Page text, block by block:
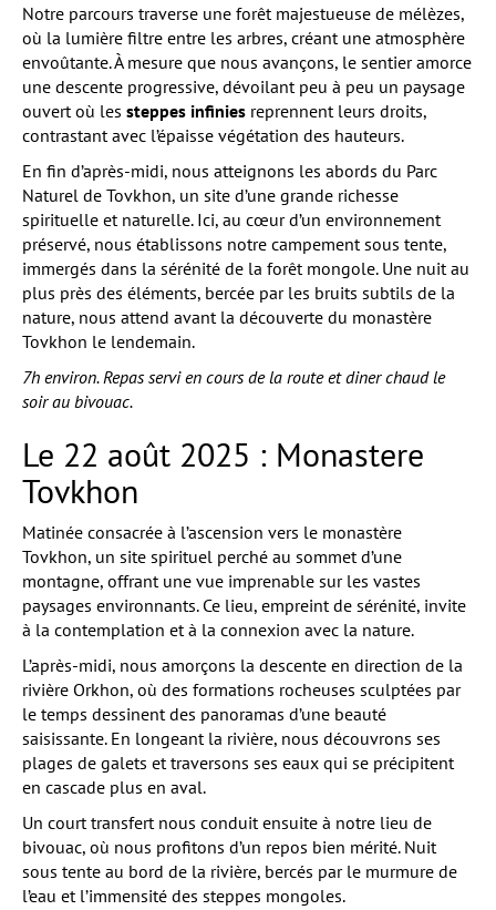
Notre parcours traverse une forêt majestueuse de mélèzes,
où la lumière filtre entre les arbres, créant une atmosphère
envoûtante. À mesure que nous avançons, le sentier amorce
une descente progressive, dévoilant peu à peu un paysage
ouvert où les steppes infinies reprennent leurs droits,
contrastant avec l’épaisse végétation des hauteurs.
En fin d’après-midi, nous atteignons les abords du Parc
Naturel de Tovkhon, un site d’une grande richesse
spirituelle et naturelle. Ici, au cœur d’un environnement
préservé, nous établissons notre campement sous tente,
immergés dans la sérénité de la forêt mongole. Une nuit au
plus près des éléments, bercée par les bruits subtils de la
nature, nous attend avant la découverte du monastère
Tovkhon le lendemain.
7h environ. Repas servi en cours de la route et diner chaud le
soir au bivouac.
Le 22 août 2025 : Monastere
Tovkhon
Matinée consacrée à l’ascension vers le monastère
Tovkhon, un site spirituel perché au sommet d’une
montagne, offrant une vue imprenable sur les vastes
paysages environnants. Ce lieu, empreint de sérénité, invite
à la contemplation et à la connexion avec la nature.
L’après-midi, nous amorçons la descente en direction de la
rivière Orkhon, où des formations rocheuses sculptées par
le temps dessinent des panoramas d’une beauté
saisissante. En longeant la rivière, nous découvrons ses
plages de galets et traversons ses eaux qui se précipitent
en cascade plus en aval.
Un court transfert nous conduit ensuite à notre lieu de
bivouac, où nous profitons d’un repos bien mérité. Nuit
sous tente au bord de la rivière, bercés par le murmure de
l’eau et l’immensité des steppes mongoles.